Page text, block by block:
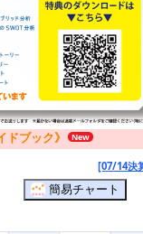
ブック》
[07/14決
簡易チャート